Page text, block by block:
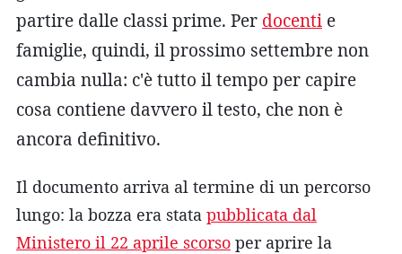
partire dalle classi prime. Per docenti e
famiglie, quindi, il prossimo settembre non
cambia nulla: c'è tutto il tempo per capire
cosa contiene davvero il testo, che non è
ancora definitivo.
Il documento arriva al termine di un percorso
lungo: la bozza era stata pubblicata dal
Ministero il 22 aprile scorso per aprire la